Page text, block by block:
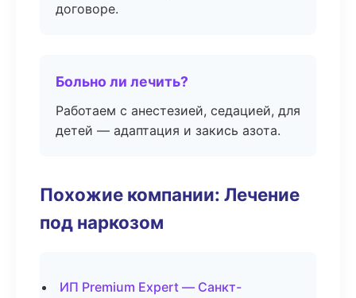
договоре.
Больно ли лечить?
Работаем с анестезией, седацией, для
детей — адаптация и закись азота.
Похожие компании: Лечение
под наркозом
ИП Premium Expert — Санкт-